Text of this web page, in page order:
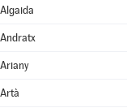
Algaida
Andratx
Ariany
Artà